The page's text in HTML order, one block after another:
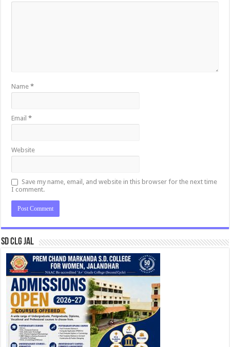
Name*
Email*
Website
Save my name, email, and website in this browser for the next time
I comment.
SD CLG JAL